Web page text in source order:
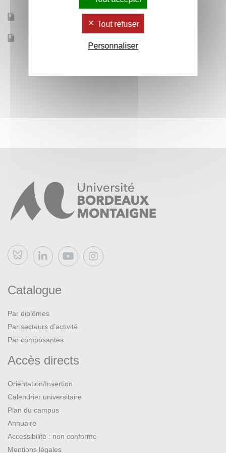
Bluesky
Catalogue
Par diplômes
Par secteurs d’activité
Par composantes
Accès directs
Orientation/Insertion
Calendrier universitaire
Plan du campus
Annuaire
Accessibilité : non conforme
Mentions légales
Tout refuser
Personnaliser